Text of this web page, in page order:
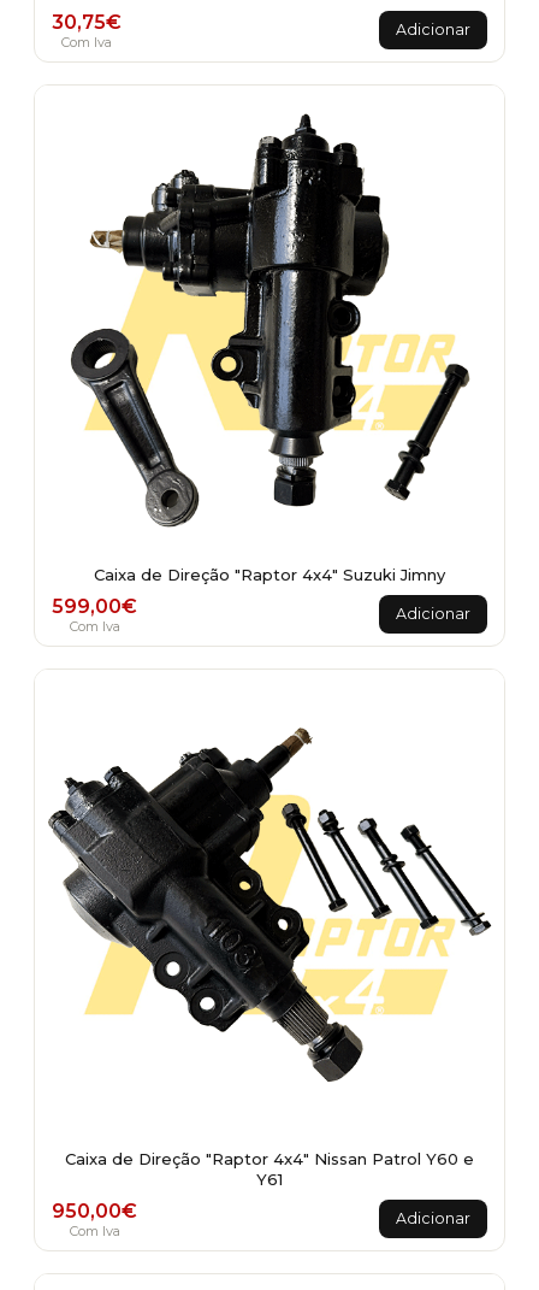
30,75€
Com Iva
Adicionar
Caixa de Direção "Raptor 4x4" Suzuki Jimny
599,00€
Com Iva
Adicionar
Caixa de Direção "Raptor 4x4" Nissan Patrol Y60 e
Y61
950,00€
Com Iva
Adicionar